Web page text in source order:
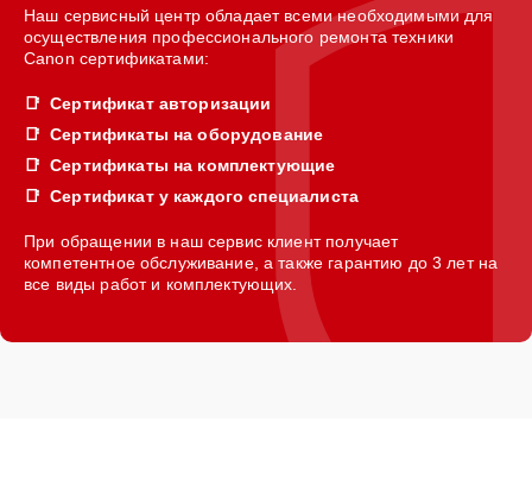
Наш сервисный центр обладает всеми необходимыми для
осуществления профессионального ремонта техники
Canon сертификатами:
Сертификат авторизации
Сертификаты на оборудование
Сертификаты на комплектующие
Сертификат у каждого специалиста
При обращении в наш сервис клиент получает
компетентное обслуживание, а также гарантию до 3 лет на
все виды работ и комплектующих.